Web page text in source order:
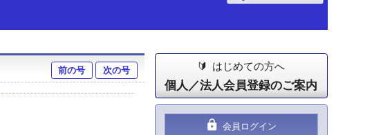
前の号 次の号 はじめての方へ
個人／法人会員登録のご案内
lock 会員ログイン